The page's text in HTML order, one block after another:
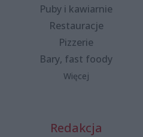
Puby i kawiarnie
Restauracje
Pizzerie
Bary, fast foody
Więcej
Redakcja